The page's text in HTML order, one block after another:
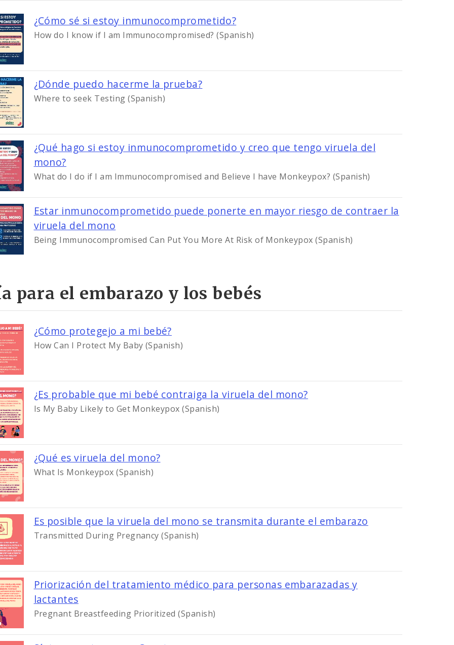
¿Cómo sé si estoy inmunocomprometido?Image
How do I know if I am Immunocompromised? (Spanish)
¿Dónde puedo hacerme la prueba?Image
Where to seek Testing (Spanish)
¿Qué hago si estoy inmunocomprometido y creo que tengo viruela del
mono?Image
What do I do if I am Immunocompromised and Believe I have Monkeypox? (Spanish)
Estar inmunocomprometido puede ponerte en mayor riesgo de contraer la
viruela del mono
Being Immunocompromised Can Put You More At Risk of Monkeypox (Spanish)
para el embarazo y los bebés
¿Cómo protegejo a mi bebé?Image
How Can I Protect My Baby (Spanish)
¿Es probable que mi bebé contraiga la viruela del mono?Image
Is My Baby Likely to Get Monkeypox (Spanish)
¿Qué es viruela del mono?Image
What Is Monkeypox (Spanish)
Es posible que la viruela del mono se transmita durante el embarazo
Transmitted During Pregnancy (Spanish)
Priorización del tratamiento médico para personas embarazadas y
lactantesImage
Pregnant Breastfeeding Prioritized (Spanish)